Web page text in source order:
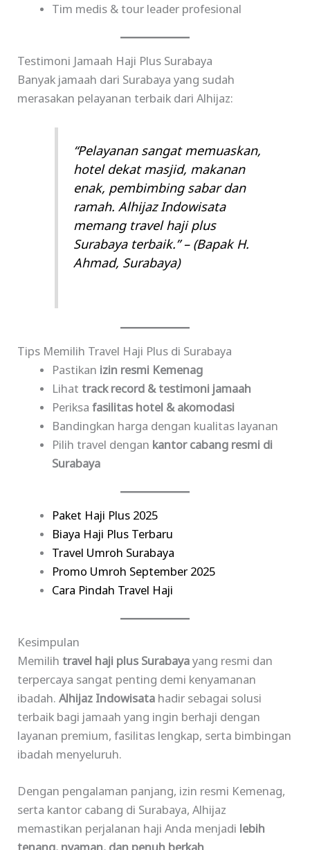
Tim medis & tour leader profesional
Testimoni Jamaah Haji Plus Surabaya
Banyak jamaah dari Surabaya yang sudah
merasakan pelayanan terbaik dari Alhijaz:
“Pelayanan sangat memuaskan,
hotel dekat masjid, makanan
enak, pembimbing sabar dan
ramah. Alhijaz Indowisata
memang travel haji plus
Surabaya terbaik.”– (Bapak H.
Ahmad, Surabaya)
Tips Memilih Travel Haji Plus di Surabaya
Pastikan izin resmi Kemenag
Lihat track record & testimoni jamaah
Periksa fasilitas hotel & akomodasi
Bandingkan harga dengan kualitas layanan
Pilih travel dengan kantor cabang resmi di
Surabaya
Paket Haji Plus 2025
Biaya Haji Plus Terbaru
Travel Umroh Surabaya
Promo Umroh September 2025
Cara Pindah Travel Haji
Kesimpulan
Memilihtravel haji plus Surabayayang resmi dan
terpercaya sangat penting demi kenyamanan
ibadah.Alhijaz Indowisata hadir sebagai solusi
terbaik bagi jamaah yang ingin berhaji dengan
layanan premium, fasilitas lengkap, serta bimbingan
ibadah menyeluruh.
Dengan pengalaman panjang, izin resmi Kemenag,
serta kantor cabang di Surabaya, Alhijaz
memastikan perjalanan haji Anda menjadi lebih